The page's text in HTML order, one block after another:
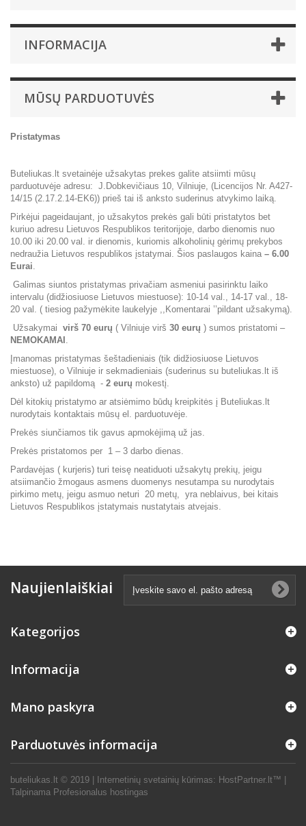
INFORMACIJA
MŪSŲ PARDUOTUVĖS
Pristatymas
Buteliukas.lt svetainėje užsakytas prekes galite atsiimti mūsų
parduotuvėje adresu: J.Dobkevičiaus 10, Vilniuje, (Licencijos Nr. A427-
14/15 (2.17.2.14-EK6)) prieš tai iš anksto suderinus atvykimo laiką.
Pirkėjui pageidaujant, jo užsakytos prekės gali būti pristatytos bet
kuriuo adresu Lietuvos Respublikos teritorijoje, darbo dienomis nuo
10.00 iki 20.00 val. ir dienomis, kuriomis alkoholinių gėrimų prekybos
nedraužia Lietuvos respublikos įstatymai. Šios paslaugos kaina – 6.00
Eurai.
Galimas siuntos pristatymas privačiam asmeniui pasirinktu laiko
intervalu (didžiosiuose Lietuvos miestuose): 10-14 val., 14-17 val., 18-
20 val. ( tiesiog pažymėkite laukelyje ,,Komentarai ’’pildant užsakymą).
Užsakymai virš 70 eurų ( Vilniuje virš 30 eurų ) sumos pristatomi –
NEMOKAMAI .
Įmanomas pristatymas šeštadieniais (tik didžiosiuose Lietuvos
miestuose), o Vilniuje ir sekmadieniais (suderinus su buteliukas.lt iš
anksto) už papildomą - 2 eurų mokestį.
Dėl kitokių pristatymo ar atsiėmimo būdų kreipkitės į Buteliukas.lt
nurodytais kontaktais mūsų el. parduotuvėje.
Prekės siunčiamos tik gavus apmokėjimą už jas.
Prekės pristatomos per 1 – 3 darbo dienas.
Pardavėjas ( kurjeris) turi teisę neatiduoti užsakytų prekių, jeigu
atsiimančio žmogaus asmens duomenys nesutampa su nurodytais
pirkimo metų, jeigu asmuo neturi 20 metų, yra neblaivus, bei kitais
Lietuvos Respublikos įstatymais nustatytais atvejais.
Naujienlaiškiai
Kategorijos
Informacija
buteliukas.lt © 2019 | Internetinių svetainių kūrimas: HostPartner.lt™
Talpinama Profesionalus hostingas
Mano paskyra
Parduotuvės informacija